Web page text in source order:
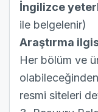
İngilizce
ile belgelenir)
Araştırma
Her bölüm ve
resmi siteleri